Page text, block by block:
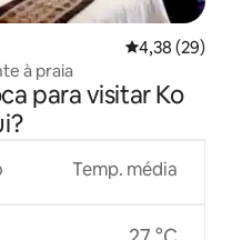
4,38 de uma
4,38 (29)
à praia
para visitar Ko
Temp. média